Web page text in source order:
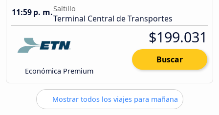
11:59 p. m.Saltillo
Terminal Central de Transportes
Económica Premium
$199.031
Buscar
Mostrar todos los viajes para mañana